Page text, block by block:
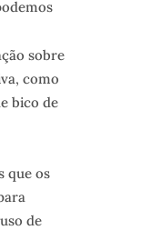
sobre
como
bico de
que os
de